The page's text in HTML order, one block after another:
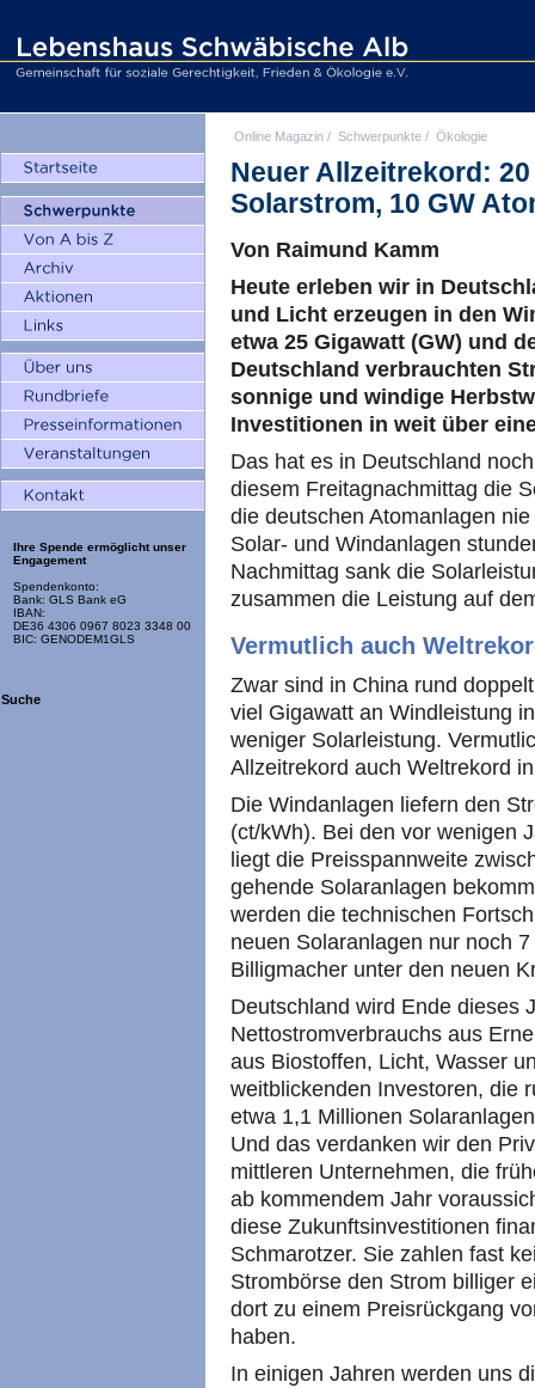
Ihre Spende ermöglicht unser
Engagement
Spendenkonto:
Bank: GLS Bank eG
IBAN:
DE36 4306 0967 8023 3348 00
BIC: GENODEM1GLS
Suche
Online Magazin / Schwerpunkte / Ökologie
Neuer Allzeitrekord:
Solarstrom, 10 GW
Von Raimund Kamm
Heute erleben wir in
und Licht erzeugen in den
etwa 25 Gigawatt (GW) und
Deutschland verbrauchten
sonnige und windige
Investitionen in weit über
Das hat es in Deutschland
diesem Freitagnachmittag die
die deutschen Atomanlagen
Solar- und Windanlagen
Nachmittag sank die
zusammen die Leistung auf
Vermutlich auch
Zwar sind in China rund
viel Gigawatt an Windleistung
weniger Solarleistung.
Allzeitrekord auch Weltrekord
Die Windanlagen liefern den
(ct/kWh). Bei den vor wenigen
liegt die Preisspannweite
gehende Solaranlagen
werden die technischen
neuen Solaranlagen nur noch
Billigmacher unter den neuen
Deutschland wird Ende dieses
Nettostromverbrauchs aus
aus Biostoffen, Licht, Wasser
weitblickenden Investoren, die
etwa 1,1 Millionen
Und das verdanken wir den
mittleren Unternehmen, die
ab kommendem Jahr
diese Zukunftsinvestitionen
Schmarotzer. Sie zahlen fast
Strombörse den Strom billiger
dort zu einem Preisrückgang
haben.
In einigen Jahren werden uns